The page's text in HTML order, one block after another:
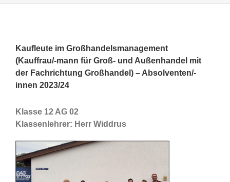
Kaufleute im Großhandelsmanagement
(Kauffrau/-mann für Groß- und Außenhandel mit
der Fachrichtung Großhandel) – Absolventen/-
innen 2023/24
Klasse 12 AG 02
Klassenlehrer: Herr Widdrus